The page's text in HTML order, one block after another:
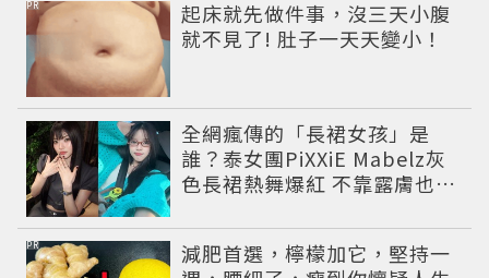
起床就先做件事，沒三天小腹
就不見了! 肚子一天天變小！
PR
全網瘋傳的「長裙女孩」是
誰？泰女團PiXXiE Mabelz灰
色長裙熱舞爆紅 不靠露膚也能
減肥首選，檸檬加它，堅持一
PR